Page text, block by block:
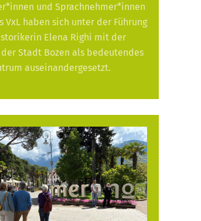
und Sprachnehmer*innen
VxL haben sich unter der Führung
Elena Righi mit der
Stadt Bozen als bedeutendes
auseinandergesetzt.